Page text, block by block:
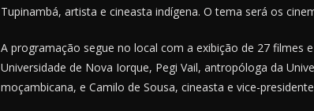
Tupinambá, artista e cineasta indígena. O tema será os
A programação segue no local com a exibição de 27 filmes
Universidade de Nova Iorque, Pegi Vail, antropóloga da
moçambicana, e Camilo de Sousa, cineasta e vice-